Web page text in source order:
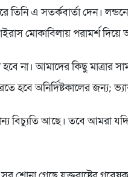
তিনি এ সতর্কবার্তা দেন।
মোকাবিলায় পরামর্শ
না। আমাদের কিছু মাত্রার
হবে অনির্দিষ্টকালের জন্য;
বিচ্যুতি আছে। তবে আমরা